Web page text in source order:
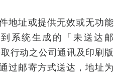
地址或提供无效或无功能
系统生成的「未送达邮
行动之公司通讯及印刷版
过邮寄方式送达，地址为